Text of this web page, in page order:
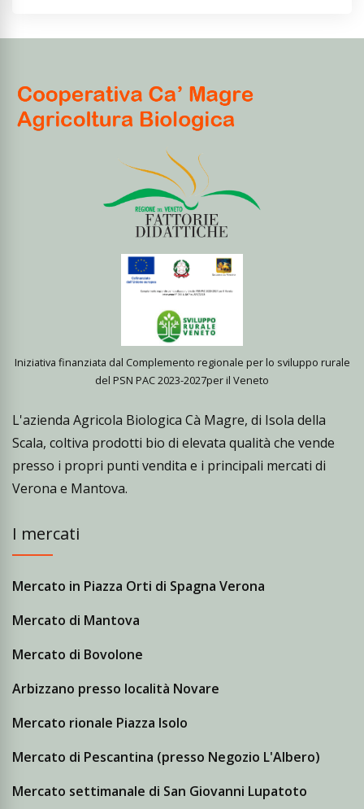
Iniziativa finanziata dal Complemento regionale per lo sviluppo rurale
del PSN PAC 2023-2027per il Veneto
L'azienda Agricola Biologica Cà Magre, di Isola della
Scala, coltiva prodotti bio di elevata qualità che vende
presso i propri punti vendita e i principali mercati di
Verona e Mantova.
I mercati
Mercato in Piazza Orti di Spagna Verona
Mercato di Mantova
Mercato di Bovolone
Arbizzano presso località Novare
Mercato rionale Piazza Isolo
Mercato di Pescantina (presso Negozio L'Albero)
Mercato settimanale di San Giovanni Lupatoto